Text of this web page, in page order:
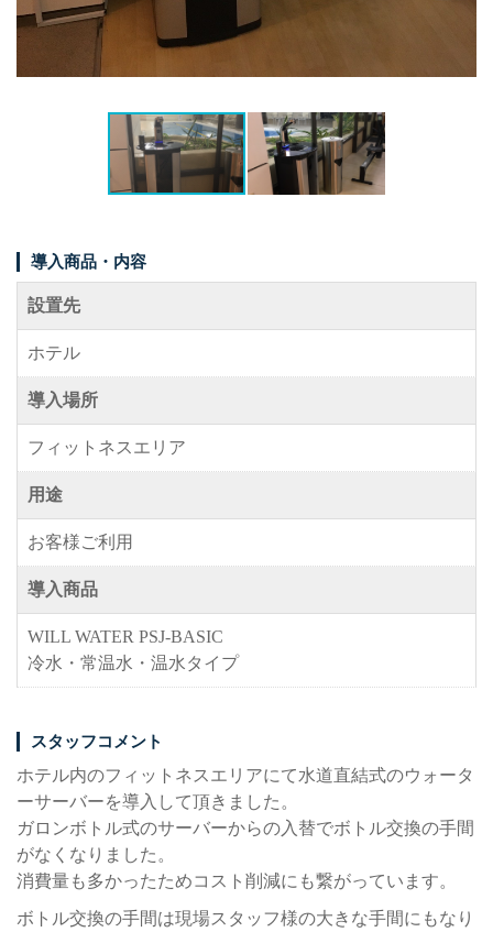
メディア掲載情報
パートナー募集
お問い合わせ
導入商品・内容
設置先
ホテル
導入場所
フィットネスエリア
用途
お客様ご利用
導入商品
WILL WATER PSJ-BASIC
冷水・常温水・温水タイプ
スタッフコメント
ホテル内のフィットネスエリアにて水道直結式のウォータ
ーサーバーを導入して頂きました。
ガロンボトル式のサーバーからの入替でボトル交換の手間
がなくなりました。
消費量も多かったためコスト削減にも繋がっています。
ボトル交換の手間は現場スタッフ様の大きな手間にもなり